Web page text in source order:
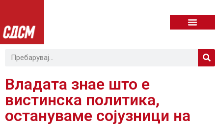
Владата знае што е
вистинска политика,
остануваме сојузници на